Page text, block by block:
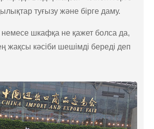
туғызу және бірге даму.
немесе шкафқа не қажет болса да,
жақсы кәсіби шешімді береді деп